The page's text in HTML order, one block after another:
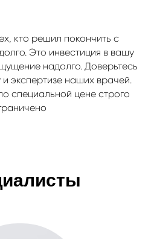
кто решил покончить с
Это инвестиция в вашу
надолго. Доверьтесь
экспертизе наших врачей.
специальной цене строго